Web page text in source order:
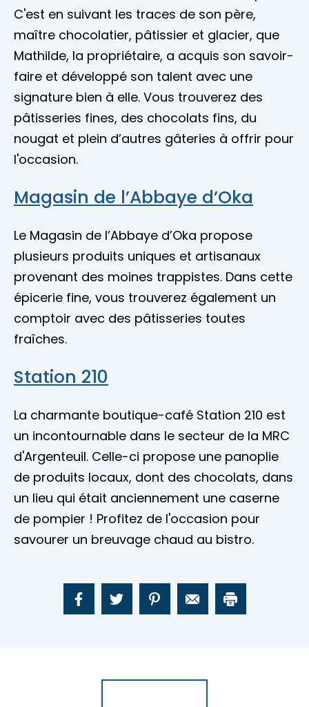
C'est en suivant les traces de son père,
maître chocolatier, pâtissier et glacier, que
Mathilde, la propriétaire, a acquis son savoir-
faire et développé son talent avec une
signature bien à elle. Vous trouverez des
pâtisseries fines, des chocolats fins, du
nougat et plein d’autres gâteries à offrir pour
l'occasion.
Magasin de l’Abbaye d’Oka
Le Magasin de l’Abbaye d’Oka propose
plusieurs produits uniques et artisanaux
provenant des moines trappistes. Dans cette
épicerie fine, vous trouverez également un
comptoir avec des pâtisseries toutes
fraîches.
Station 210
La charmante boutique-café Station 210 est
un incontournable dans le secteur de la MRC
d'Argenteuil. Celle-ci propose une panoplie
de produits locaux, dont des chocolats, dans
un lieu qui était anciennement une caserne
de pompier ! Profitez de l'occasion pour
savourer un breuvage chaud au bistro.